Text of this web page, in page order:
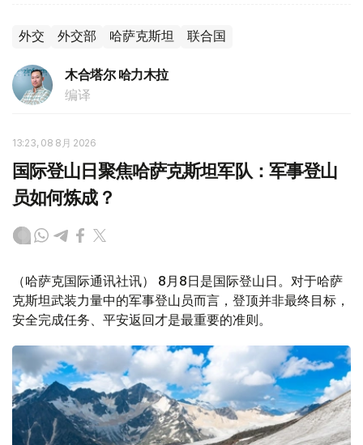
外交 外交部 哈萨克斯坦 联合国
木合塔尔 哈力木拉
编译
13:23, 08 8月 2026
国际登山日聚焦哈萨克斯坦军队：军事登山
员如何炼成？
（哈萨克国际通讯社讯） 8月8日是国际登山日。对于哈萨
克斯坦武装力量中的军事登山员而言，登顶并非最终目标，
安全完成任务、平安返回才是最重要的准则。